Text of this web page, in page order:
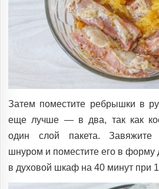
Затем поместите ребрышки в
еще лучше — в два, так как
один слой пакета. Завяжите
шнуром и поместите его в форму
в духовой шкаф на 40 минут при